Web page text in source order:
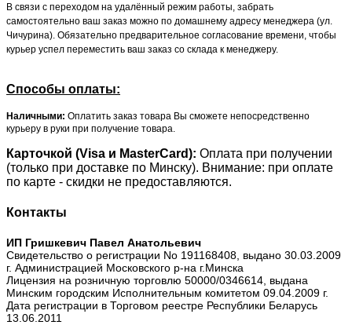
В связи с переходом на удалённый режим работы, забрать
самостоятельно ваш заказ можно по домашнему адресу менеджера (ул.
Чичурина). Обязательно предварительное согласование времени, чтобы
курьер успел переместить ваш заказ со склада к менеджеру.
Способы оплаты:
Наличными: Оплатить заказ товара Вы сможете непосредственно
курьеру в руки при получение товара.
Карточкой (Visa и MasterCard): Оплата при получении
(только при доставке по Минску). Внимание: при оплате
по карте - скидки не предоставляются.
Контакты
ИП Гришкевич Павел Анатольевич
Свидетельство о регистрации No 191168408, выдано 30.03.2009
г. Администрацией Московского р-на г.Минска
Лицензия на розничную торговлю 50000/0346614, выдана
Минским городским Исполнительным комитетом 09.04.2009 г.
Дата регистрации в Торговом реестре Республики Беларусь
13.06.2011